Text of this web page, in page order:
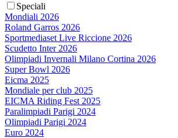
Speciali
Mondiali 2026
Roland Garros 2026
Sportmediaset Live Riccione 2026
Scudetto Inter 2026
Olimpiadi Invernali Milano Cortina 2026
Super Bowl 2026
Eicma 2025
Mondiale per club 2025
EICMA Riding Fest 2025
Paralimpiadi Parigi 2024
Olimpiadi Parigi 2024
Euro 2024